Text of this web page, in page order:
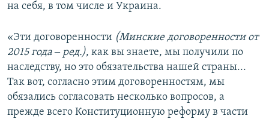
на себя, в том числе и Украина.
«Эти договоренности (Минские договоренности от
2015 года ‒ ред.), как вы знаете, мы получили по
наследству, но это обязательства нашей страны...
Так вот, согласно этим договоренностям, мы
обязались согласовать несколько вопросов, а
прежде всего Конституционную реформу в части